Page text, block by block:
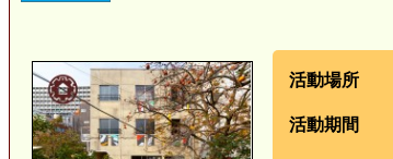
活動場所
活動期間